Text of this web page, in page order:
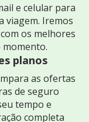
e celular para
viagem. Iremos
os melhores
planos
as ofertas
de seguro
tempo e
completa